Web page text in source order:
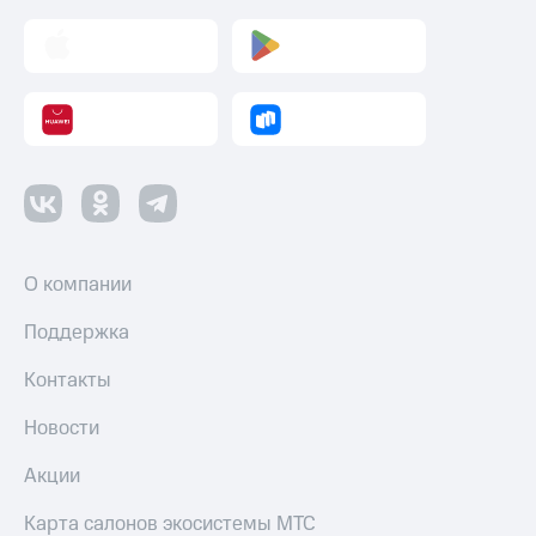
О компании
Поддержка
Контакты
Новости
Акции
Карта салонов экосистемы МТС